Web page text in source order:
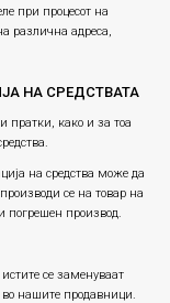
при процесот на
различна адреса,
НА СРЕДСТВАТА
пратки, како и за тоа
на средства може да
се на товар на
погрешен производ.
се заменуваат
нашите продавници.